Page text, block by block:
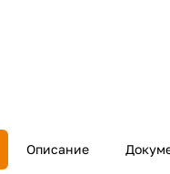
Описание